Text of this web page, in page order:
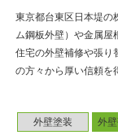
外壁塗装 外
東京都台東区日本堤の
ム鋼板外壁）や金属屋
住宅の外壁補修や張り
の方々から厚い信頼を